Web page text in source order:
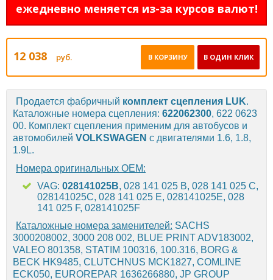
ежедневно меняется из-за курсов валют!
12 038 руб. В ОДИН КЛИК
В КОРЗИНУ
Продается фабричный комплект сцепления LUK.
Каталожные номера сцепления: 622062300, 622 0623
00. Комплект сцепления применим для автобусов и
автомобилей VOLKSWAGEN с двигателями 1.6, 1.8,
1.9L.
Номера оригинальных OEM:
VAG: 028141025B, 028 141 025 B, 028 141 025 C,
028141025C, 028 141 025 E, 028141025E, 028
141 025 F, 028141025F
Каталожные номера заменителей: SACHS
3000208002, 3000 208 002, BLUE PRINT ADV183002,
VALEO 801358, STATIM 100316, 100.316, BORG &
BECK HK9485, CLUTCHNUS MCK1827, COMLINE
ECK050, EUROREPAR 1636266880, JP GROUP